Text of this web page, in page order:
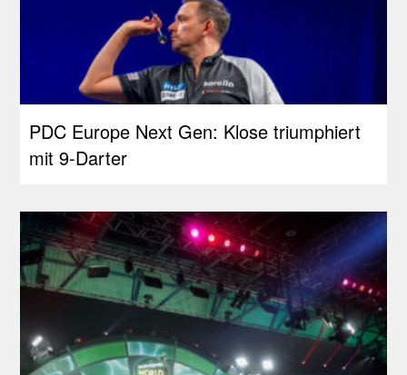
PDC Europe Next Gen: Klose triumphiert
mit 9-Darter